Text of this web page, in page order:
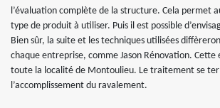
l’évaluation complète de la structure. Cela permet
type de produit à utiliser. Puis il est possible
Bien sûr, la suite et les techniques utilisées
chaque entreprise, comme Jason Rénovation.
toute la localité de Montoulieu. Le traitement se
l’accomplissement du ravalement.